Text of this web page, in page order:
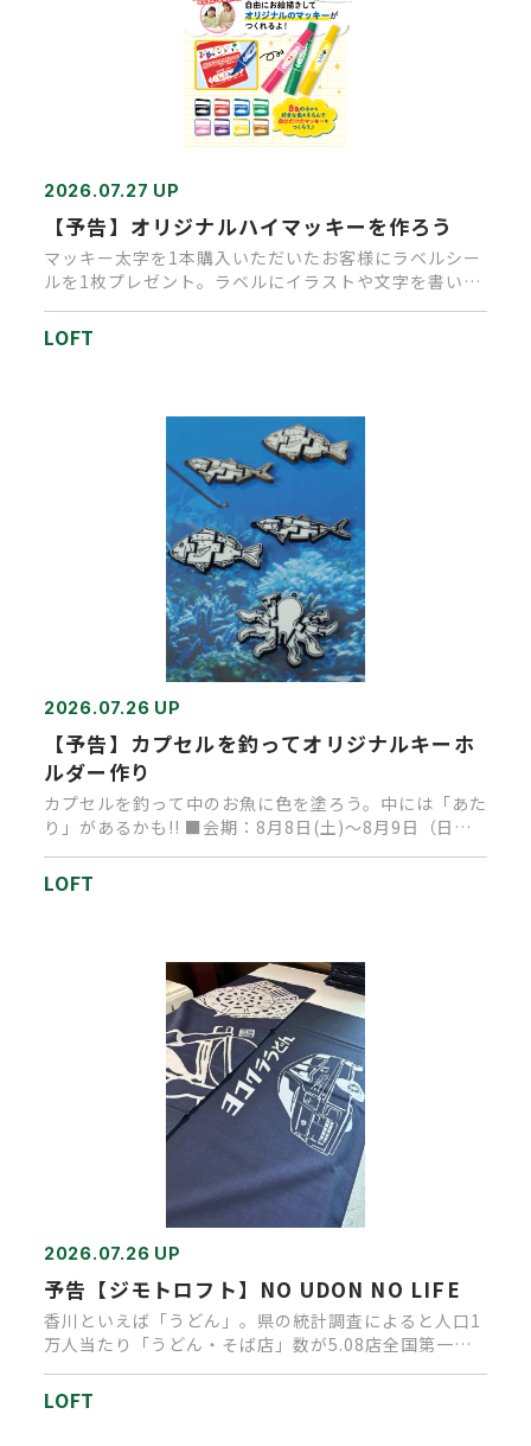
2026.07.27 UP
【予告】オリジナルハイマッキーを作ろう
マッキー太字を1本購入いただいたお客様にラベルシー
ルを1枚プレゼント。ラベルにイラストや文字を書いて
いただきオリジナルマ…
LOFT
2026.07.26 UP
【予告】カプセルを釣ってオリジナルキーホ
ルダー作り
カプセルを釣って中のお魚に色を塗ろう。中には「あた
り」があるかも!! ■会期：8月8日(土)～8月9日（日）
■時間：1…
LOFT
2026.07.26 UP
予告【ジモトロフト】NO UDON NO LIFE
香川といえば「うどん」。県の統計調査によると人口1
万人当たり「うどん・そば店」数が5.08店全国第一
位。店舗が多いだけで…
LOFT